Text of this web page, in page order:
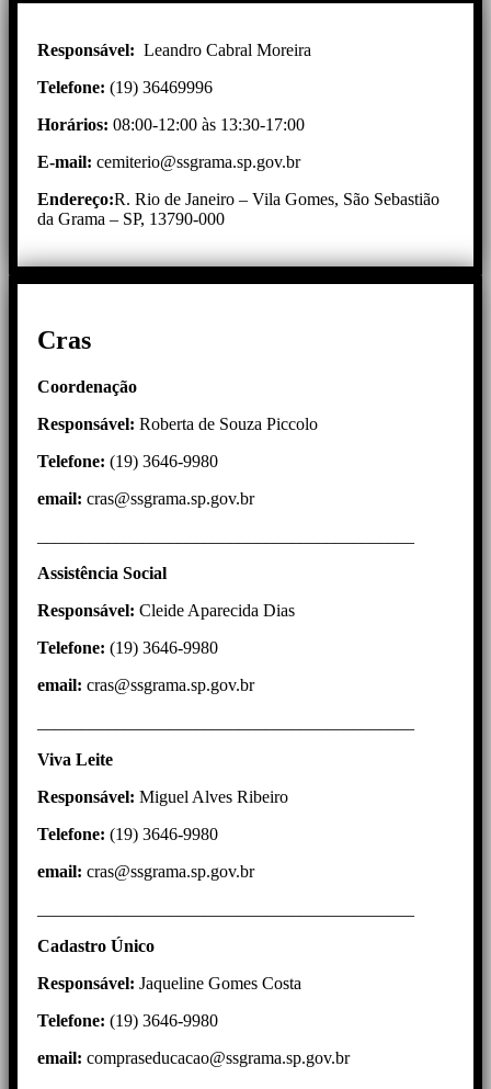
Responsável: Leandro Cabral Moreira
Telefone: (19) 36469996
Horários: 08:00-12:00 às 13:30-17:00
E-mail: cemiterio@ssgrama.sp.gov.br
Endereço:R. Rio de Janeiro – Vila Gomes, São Sebastião
da Grama – SP, 13790-000
Cras
Coordenação
Responsável: Roberta de Souza Piccolo
Telefone: (19) 3646-9980
email: cras@ssgrama.sp.gov.br
Assistência Social
Responsável: Cleide Aparecida Dias
Telefone: (19) 3646-9980
email: cras@ssgrama.sp.gov.br
Viva Leite
Responsável: Miguel Alves Ribeiro
Telefone: (19) 3646-9980
email: cras@ssgrama.sp.gov.br
Cadastro Único
Responsável: Jaqueline Gomes Costa
Telefone: (19) 3646-9980
email: compraseducacao@ssgrama.sp.gov.br